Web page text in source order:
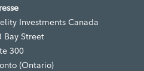
Investments Canada
Bay Street
300
(Ontario)